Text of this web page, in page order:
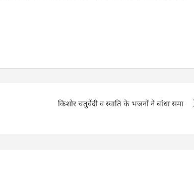
किशोर चतुर्वेदी व स्वाति के भजनों ने बांधा समा